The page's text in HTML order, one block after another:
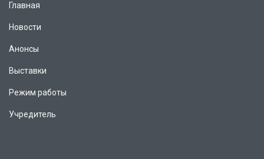
Главная
Новости
Анонсы
Выставки
Режим работы
Учредитель